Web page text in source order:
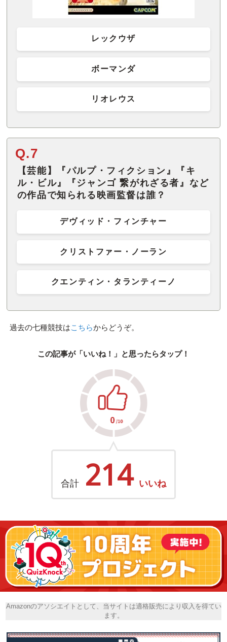
レックウザ
ボーマンダ
リオレウス
Q.7
【芸能】『パルプ・フィクション』『キ
ル・ビル』『ジャンゴ 繋がれざる者』など
の作品で知られる映画監督は誰？
デヴィッド・フィンチャー
クリストファー・ノーラン
クエンティン・タランティーノ
過去の七種競技はこちらからどうぞ。
この記事が「いいね！」と思ったらタップ！
合計 214 いいね
Amazonのアソシエイトとして、当サイトは適格販売により収入を得てい
ます。